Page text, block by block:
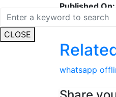
CLOSE
English
whatsapp